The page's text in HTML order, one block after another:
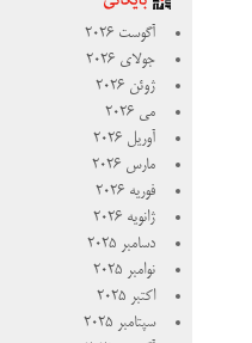
آگوست 2026
جولای 2026
ژوئن 2026
می 2026
آوریل 2026
مارس 2026
فوریه 2026
ژانویه 2026
دسامبر 2025
نوامبر 2025
اکتبر 2025
سپتامبر 2025